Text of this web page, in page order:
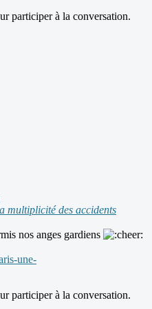
participer à la conversation.
multiplicité des accidents
nos anges gardiens
une-
participer à la conversation.